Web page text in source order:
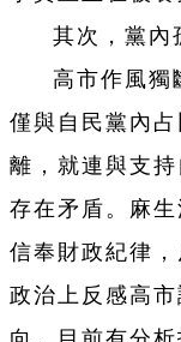
其次，黨內
高市作風獨
僅與自民黨內
離，就連與支
存在矛盾。麻
信奉財政紀律
政治上反感高